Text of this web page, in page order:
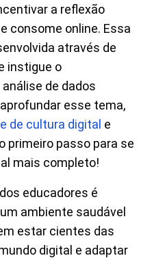
a reflexão
consome online. Essa
através de
instigue o
de dados
esse tema,
de cultura digital e
primeiro passo para se
mais completo!
educadores é
ambiente saudável
estar cientes das
digital e adaptar